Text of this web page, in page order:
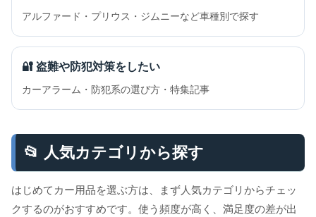
アルファード・プリウス・ジムニーなど車種別で探す
🔐 盗難や防犯対策をしたい
カーアラーム・防犯系の選び方・特集記事
📂 人気カテゴリから探す
はじめてカー用品を選ぶ方は、まず人気カテゴリからチェッ
クするのがおすすめです。使う頻度が高く、満足度の差が出